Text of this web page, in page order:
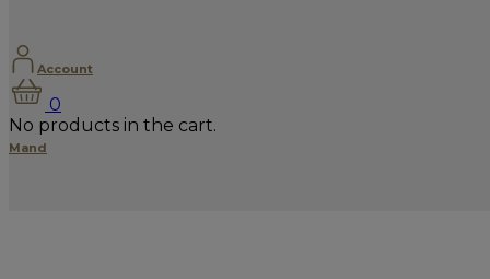
Account
0
No products in the cart.
Mand